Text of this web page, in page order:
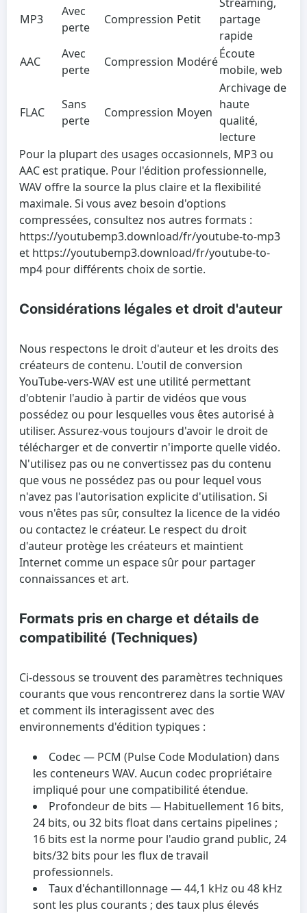
MP3
Avec
perte
Compression Petit
partage
rapide
AAC
Avec
perte
Compression Modéré
Écoute
mobile, web
FLAC
Sans
perte
Compression Moyen
Archivage de
haute
qualité,
lecture
Pour la plupart des usages occasionnels, MP3 ou
AAC est pratique. Pour l'édition professionnelle,
WAV offre la source la plus claire et la flexibilité
maximale. Si vous avez besoin d'options
compressées, consultez nos autres formats :
https://youtubemp3.download/fr/youtube-to-mp3
et https://youtubemp3.download/fr/youtube-to-
mp4 pour différents choix de sortie.
Considérations légales et droit d'auteur
Nous respectons le droit d'auteur et les droits des
créateurs de contenu. L'outil de conversion
YouTube-vers-WAV est une utilité permettant
d'obtenir l'audio à partir de vidéos que vous
possédez ou pour lesquelles vous êtes autorisé à
utiliser. Assurez-vous toujours d'avoir le droit de
télécharger et de convertir n'importe quelle vidéo.
N'utilisez pas ou ne convertissez pas du contenu
que vous ne possédez pas ou pour lequel vous
n'avez pas l'autorisation explicite d'utilisation. Si
vous n'êtes pas sûr, consultez la licence de la vidéo
ou contactez le créateur. Le respect du droit
d'auteur protège les créateurs et maintient
Internet comme un espace sûr pour partager
connaissances et art.
Formats pris en charge et détails de
compatibilité (Techniques)
Ci-dessous se trouvent des paramètres techniques
courants que vous rencontrerez dans la sortie WAV
et comment ils interagissent avec des
environnements d'édition typiques :
Codec — PCM (Pulse Code Modulation) dans
les conteneurs WAV. Aucun codec propriétaire
impliqué pour une compatibilité étendue.
Profondeur de bits — Habituellement 16 bits,
24 bits, ou 32 bits float dans certains pipelines ;
16 bits est la norme pour l'audio grand public, 24
bits/32 bits pour les flux de travail
professionnels.
Taux d'échantillonnage— 44,1 kHz ou 48 kHz
sont les plus courants ; des taux plus élevés